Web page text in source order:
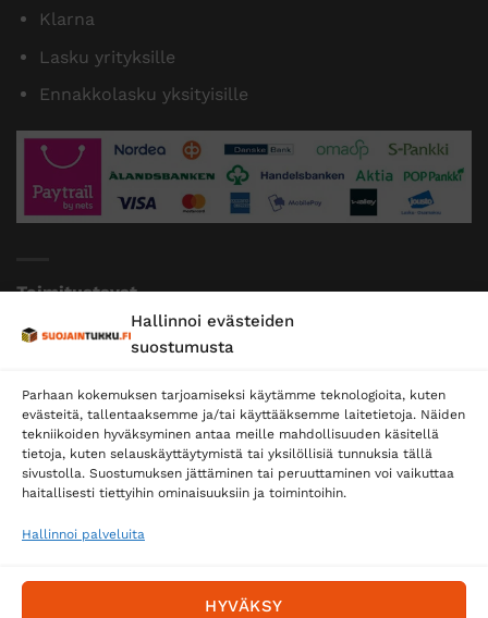
Hallinnoi evästeiden
suostumusta
Parhaan kokemuksen tarjoamiseksi käytämme teknologioita, kuten
evästeitä, tallentaaksemme ja/tai käyttääksemme laitetietoja. Näiden
tekniikoiden hyväksyminen antaa meille mahdollisuuden käsitellä
tietoja, kuten selauskäyttäytymistä tai yksilöllisiä tunnuksia tällä
sivustolla. Suostumuksen jättäminen tai peruuttaminen voi vaikuttaa
haitallisesti tiettyihin ominaisuuksiin ja toimintoihin.
Hallinnoi palveluita
HYVÄKSY
Klarna
Lasku yrityksille
Ennakkolasku yksityisille
Toimitustavat
Posti
Postnord
Tilaa uutiskirje ja saat erikoisalennuksia